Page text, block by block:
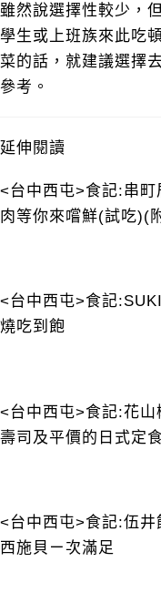
雖然說選擇性較少，
學生或上班族來此吃
菜的話，就建議選擇
參考。
延伸閱讀
<台中西屯>食記:串
肉等你來嚐鮮(試吃)(
<台中西屯>食記
燒吃到飽
<台中西屯>食記:花
壽司及平價的日式定
<台中西屯>食記:伍井
西施貝ㄧ次滿足